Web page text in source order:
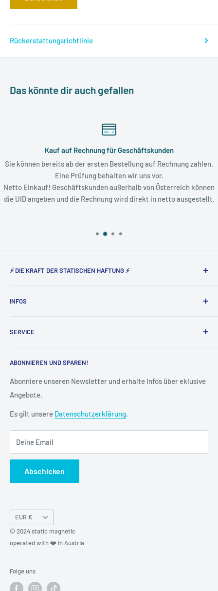
Rückerstattungsrichtlinie
Das könnte dir auch gefallen
Kauf auf Rechnung für Geschäftskunden
Sie können bereits ab der ersten Bestellung auf Rechnung zahlen.
Eine Prüfung behalten wir uns vor.
Netto Einkauf! Geschäftskunden außerhalb von Österreich können
die UID angeben und die Rechnung wird direkt in netto ausgestellt.
⚡ DIE KRAFT DER STATISCHEN HAFTUNG ⚡
Vertrieb der elektrostatisch haftenden Produkte von Tesla
INFOS
Impressum
Datenschutz
Cookie-Einstellungen
SERVICE
Vertrag widerrufen
Versand & Lieferung
Kontakt
FAQ
ABONNIEREN UND SPAREN!
Abonniere unseren Newsletter und erhalte Infos über eklusive
Angebote.
Es gilt unsere Datenschutzerklärung.
Deine Email
Abschicken
Währung
EUR €
© 2024 static magnetic
operated with ❤️ in Austria
Folge uns